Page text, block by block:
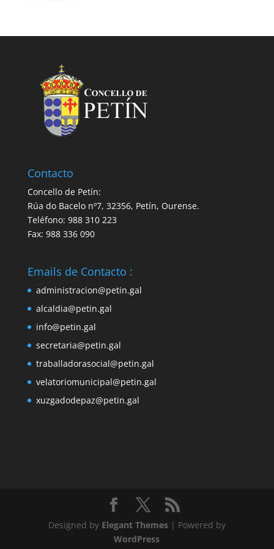
Contacto
Concello de Petín:
Rúa do Bacelo nº7, 32356, Petín, Ourense.
Teléfono: 988 310 223
Fax: 988 336 090
Emails de Contacto :
administracion@petin.gal
alcaldia@petin.gal
info@petin.gal
secretaria@petin.gal
traballadorasocial@petin.gal
velatoriomunicipal@petin.gal
xuzgadodepaz@petin.gal
Designed by Elegant Themes| Powered by
WordPress